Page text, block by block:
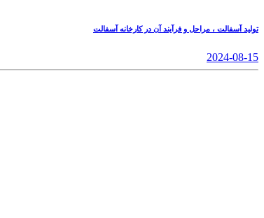
تولید آسفالت ، مراحل و فرآیند آن در کارخانه آسفالت
2024-08-15